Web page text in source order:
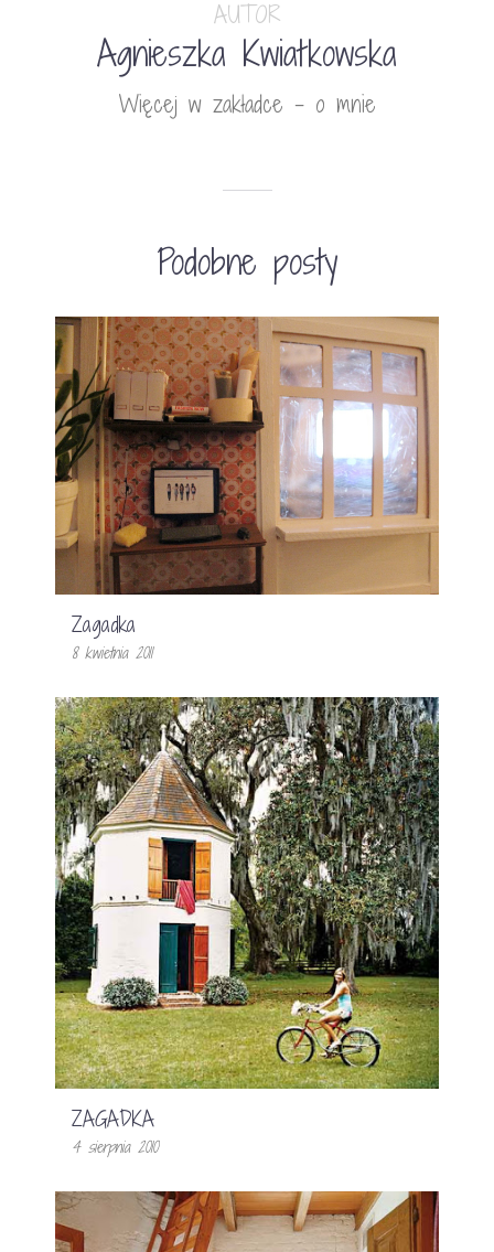
AUTOR
Agnieszka Kwiatkowska
Więcej w zakładce - o mnie
Podobne posty
Zagadka
8 kwietnia 2011
ZAGADKA
4 sierpnia 2010